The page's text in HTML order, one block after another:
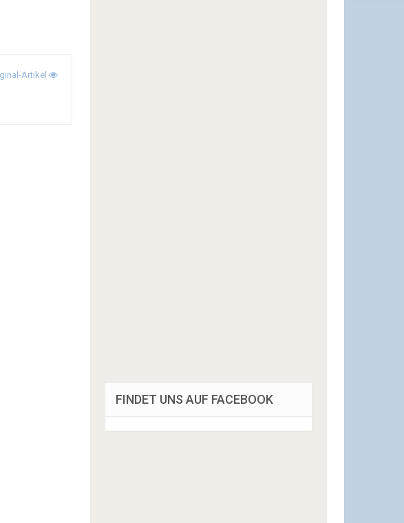
Artikel
FINDET UNS AUF FACEBOOK